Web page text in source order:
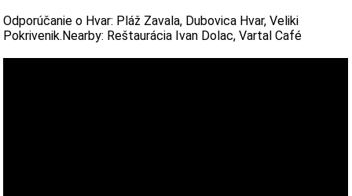
Odporúčanie o Hvar: Pláž Zavala, Dubovica Hvar, Veliki
Pokrivenik.Nearby: Reštaurácia Ivan Dolac, Vartal Café